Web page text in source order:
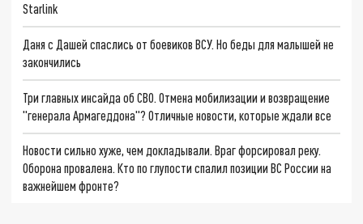
Starlink
Даня с Дашей спаслись от боевиков ВСУ. Но беды для малышей не
закончились
Три главных инсайда об СВО. Отмена мобилизации и возвращение
"генерала Армагеддона"? Отличные новости, которые ждали все
Новости сильно хуже, чем докладывали. Враг форсировал реку.
Оборона провалена. Кто по глупости спалил позиции ВС России на
важнейшем фронте?